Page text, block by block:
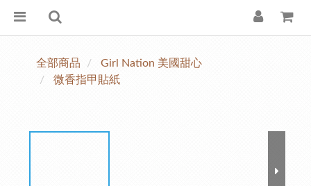
全部商品
Girl Nation 美國甜心
微香指甲貼紙